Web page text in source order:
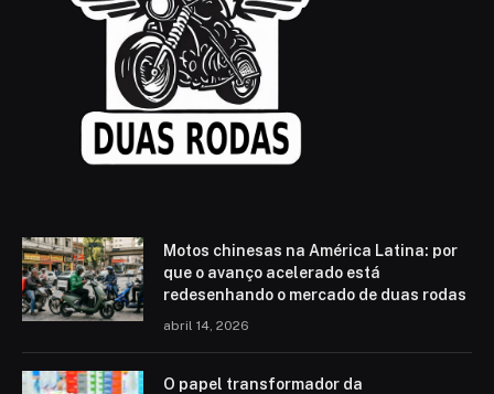
Motos chinesas na América Latina: por
que o avanço acelerado está
redesenhando o mercado de duas rodas
abril 14, 2026
O papel transformador da